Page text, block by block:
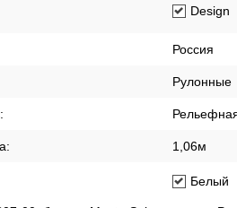
Design
Россия
Рулонные
1,06м
Белый